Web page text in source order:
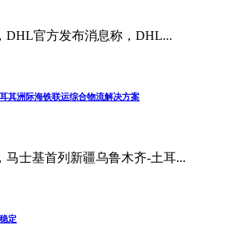
DHL官方发布消息称，DHL...
其洲际海铁联运综合物流解决方案
马士基首列新疆乌鲁木齐-土耳...
定